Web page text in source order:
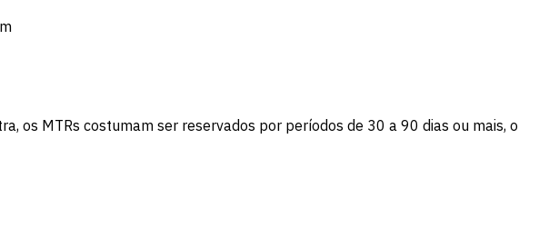
os MTRs costumam ser reservados por períodos de 30 a 90 dias ou mais, o